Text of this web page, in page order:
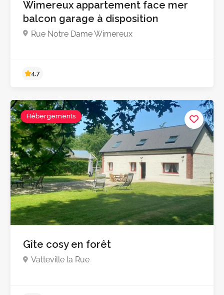
5.0
Wimereux appartement face mer
balcon garage à disposition
Rue Notre Dame Wimereux
Hébergements
Gîte cosy en forêt
Vatteville la Rue